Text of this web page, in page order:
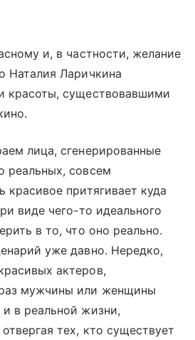
и, в частности, желание
Наталия Ларичкина
красоты, существовавшими
лица, сгенерированные
реальных, совсем
красивое притягивает куда
виде чего-то идеального
в то, что оно реально.
уже давно. Нередко,
актеров,
мужчины или женщины
в реальной жизни,
тех, кто существует